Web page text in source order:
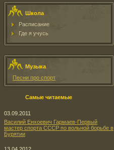
Школа
Расписание
Где я учусь
Музыка
Песни про спорт
Самые читаемые
03.09.2011
Василий Енхоевич Гармаев-Первый
мастер спорта СССР по вольной борьбе в
Бурятии